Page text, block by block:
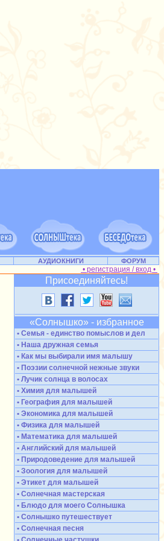
АУДИОКНИГИ ФОРУМ
• регистрация / вход •
Присоединяйтесь!
«Солнышко» - избранное
• Семья - единство помыслов и дел
• Наша дружная семья
• Как мы выбирали имя малышу
• Поэзии солнечной нежные звуки
• Лучик солнца в волосах
• Химия для малышей
• География для малышей
• Экономика для малышей
• Физика для малышей
• Математика для малышей
• Английский для малышей
• Природоведение для малышей
• Зоология для малышей
• Этикет для малышей
• Солнечная мастерская
• Блюдо для моего Солнышка
• Солнышко путешествует
• Солнечная песня